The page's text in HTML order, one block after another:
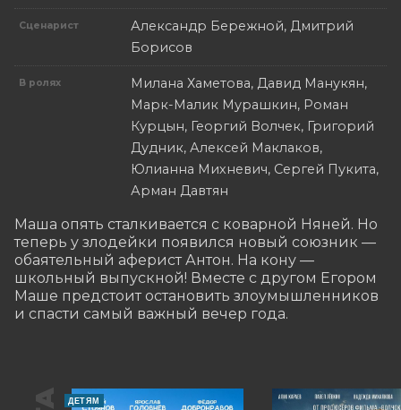
Сценарист
Александр Бережной, Дмитрий
Борисов
В ролях
Милана Хаметова, Давид Манукян,
Марк-Малик Мурашкин, Роман
Курцын, Георгий Волчек, Григорий
Дудник, Алексей Маклаков,
Юлианна Михневич, Сергей Пукита,
Арман Давтян
Маша опять сталкивается с коварной Няней. Но
теперь у злодейки появился новый союзник —
обаятельный аферист Антон. На кону —
школьный выпускной! Вместе с другом Егором
Маше предстоит остановить злоумышленников
и спасти самый важный вечер года.
ДЕТЯМ